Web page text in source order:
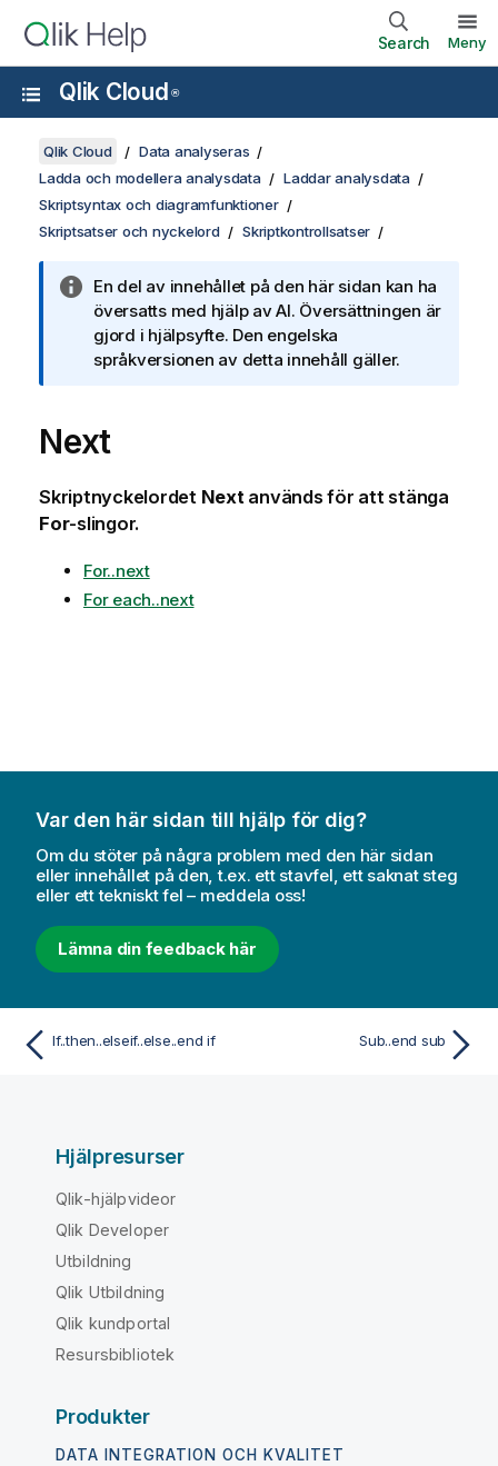
Search Meny
Qlik Cloud ®
Qlik Cloud
Data analyseras
Ladda och modellera analysdata
Laddar analysdata
Skriptsyntax och diagramfunktioner
Skriptsatser och nyckelord
Skriptkontrollsatser
En del av innehållet på den här sidan kan ha
översatts med hjälp av AI. Översättningen är
gjord i hjälpsyfte. Den engelska
språkversionen av detta innehåll gäller.
Next
Skriptnyckelordet Nextanvänds för att stänga
For-slingor.
For..next
For each..next
Var den här sidan till hjälp för dig?
Om du stöter på några problem med den här sidan
eller innehållet på den, t.ex. ett stavfel, ett saknat steg
eller ett tekniskt fel – meddela oss!
Lämna din feedback här
If..then..elseif..else..end if Sub..end sub
Hjälpresurser
Qlik-hjälpvideor
Qlik Developer
Utbildning
Qlik Utbildning
Qlik kundportal
Resursbibliotek
Produkter
DATA INTEGRATION OCH KVALITET